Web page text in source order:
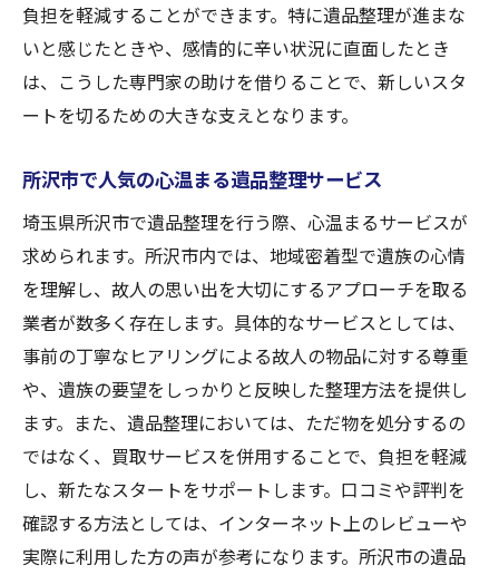
負担を軽減することができます。特に遺品整理が進まな
いと感じたときや、感情的に辛い状況に直面したとき
は、こうした専門家の助けを借りることで、新しいスタ
ートを切るための大きな支えとなります。
所沢市で人気の心温まる遺品整理サービス
埼玉県所沢市で遺品整理を行う際、心温まるサービスが
求められます。所沢市内では、地域密着型で遺族の心情
を理解し、故人の思い出を大切にするアプローチを取る
業者が数多く存在します。具体的なサービスとしては、
事前の丁寧なヒアリングによる故人の物品に対する尊重
や、遺族の要望をしっかりと反映した整理方法を提供し
ます。また、遺品整理においては、ただ物を処分するの
ではなく、買取サービスを併用することで、負担を軽減
し、新たなスタートをサポートします。口コミや評判を
確認する方法としては、インターネット上のレビューや
実際に利用した方の声が参考になります。所沢市の遺品